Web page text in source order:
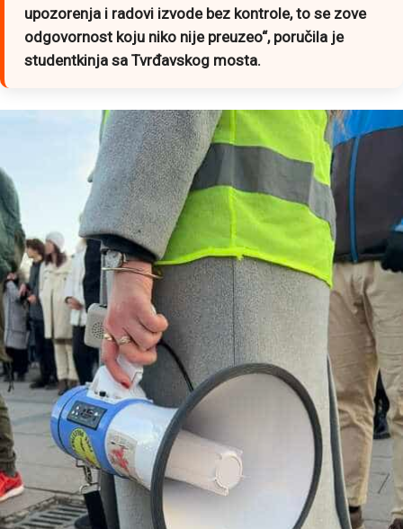
upozorenja i radovi izvode bez kontrole, to se zove
odgovornost koju niko nije preuzeo“, poručila je
studentkinja sa Tvrđavskog mosta.